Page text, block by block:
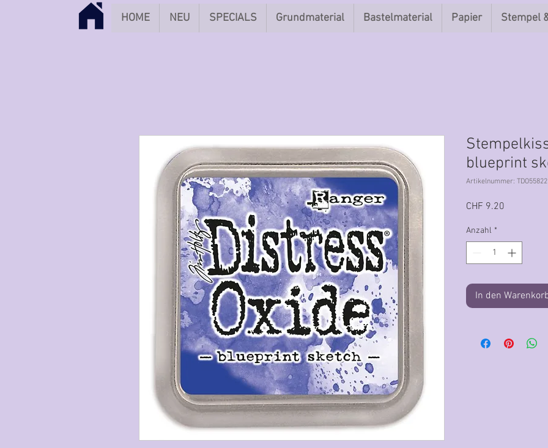
HOME NEU SPECIALS Grundmaterial Bastelmaterial Papier Stempel
blueprint
Artikelnummer: TDO55822
CHF 9.20
Anzahl *
In den